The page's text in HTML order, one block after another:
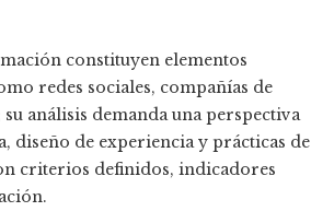
constituyen elementos
redes sociales, compañías de
análisis demanda una perspectiva
de experiencia y prácticas de
criterios definidos, indicadores